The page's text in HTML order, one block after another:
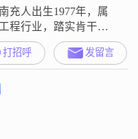
充人出生1977年，属
程行业，踏实肯干
任心强##3001##稳重靠
过日子##3002##不花
玩乐，只想找三观一
同道合的另一半
属牛##3001##属鸡
，性格懂事顾家
相体
打招呼 发留言